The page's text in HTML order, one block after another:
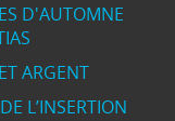
D'AUTOMNE
ARGENT
L’INSERTION